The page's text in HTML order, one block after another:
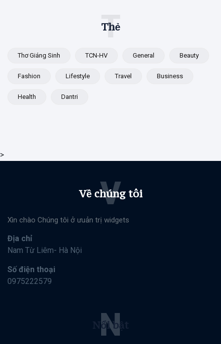
Thẻ
T
Thơ Giáng Sinh TCN-HV General Beauty
Fashion Lifestyle Travel Business
Health Dantri
>
Về chúng tôi
V
Xìn chào Chúng tôi ở ưuản trị widgets
Địa chỉ
Nam Từ Liêm- Hà Nội
Số điện thoại
0975222579
Nổi bật
N